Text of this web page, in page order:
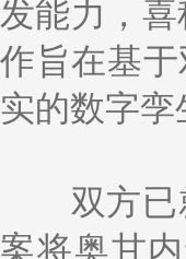
发能力，
作旨在基
实的数字孪
双方已就
案将奥甘